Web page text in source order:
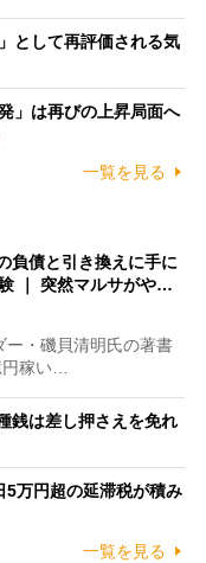
として再評価される気
」は再びの上昇局面へ
一覧を見る
負債と引き換えに手に
｜ 突然マルサがや…
・磯貝清明氏の著書
円稼い…
銭は差し押さえを免れ
万円超の延滞税が積み
一覧を見る